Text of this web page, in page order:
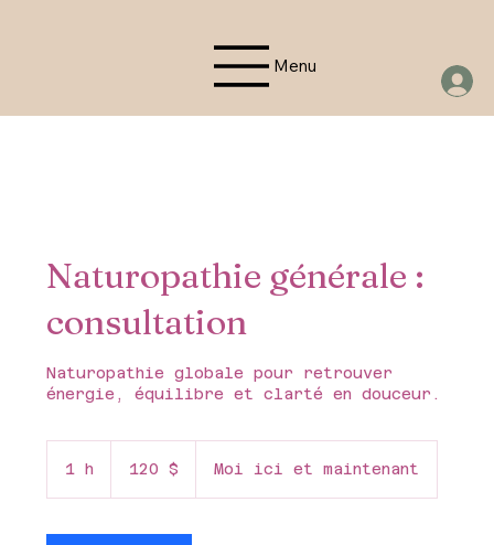
Menu
Naturopathie générale :
consultation
Naturopathie globale pour retrouver
énergie, équilibre et clarté en douceur.
1 h 120 $ Moi ici et maintenant